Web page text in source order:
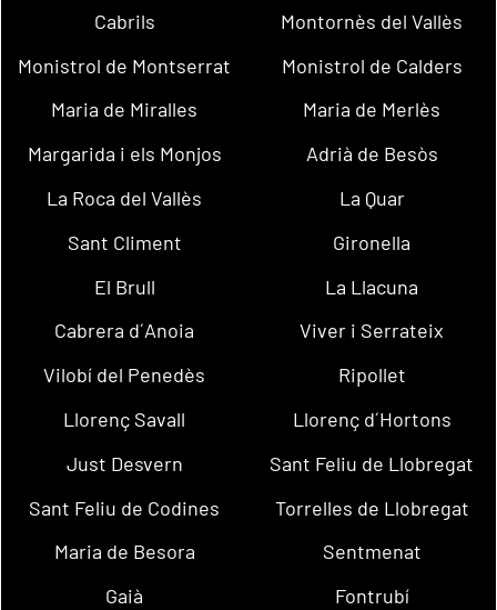
Cabrils
Montornès del Vallès
Monistrol de Montserrat
Monistrol de Calders
Maria de Miralles
Maria de Merlès
Margarida i els Monjos
Adrià de Besòs
La Roca del Vallès
La Quar
Sant Climent
Gironella
El Brull
La Llacuna
Cabrera d´Anoia
Viver i Serrateix
Vilobí del Penedès
Ripollet
Llorenç Savall
Llorenç d´Hortons
Just Desvern
Sant Feliu de Llobregat
Sant Feliu de Codines
Torrelles de Llobregat
Maria de Besora
Sentmenat
Gaià
Fontrubí